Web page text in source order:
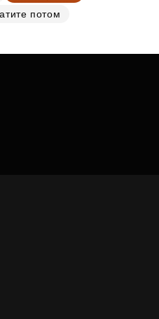
потом